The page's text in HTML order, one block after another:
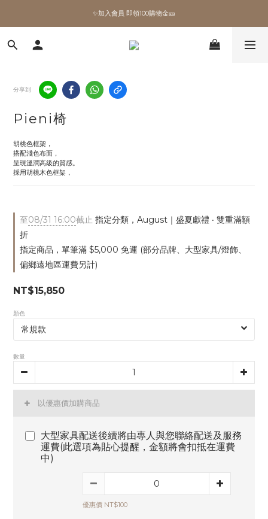
✨加入會員 即領100購物金🎫
✨加入會員 即領100購物金🎫
全館滿額現折🔥
✨加入會員 即領100購物金🎫
分享到
Pieni椅
胡桃色框架，
搭配淺色布面，
呈現溫潤高級的質感。
採用胡桃木色框架，
至08/31 16:00截止 指定分類，August｜盛夏獻禮 ‧ 雙重滿額
折
指定商品，單筆滿 $5,000 免運 (部分品牌、大型家具/燈飾、
偏鄉遠地區運費另計)
NT$15,850
顏色
數量
以優惠價加購商品
大型家具配送後續將由專人與您聯絡配送及服務
運費(此選項為貼心提醒，金額將會扣抵在運費
中)
優惠價 NT$100